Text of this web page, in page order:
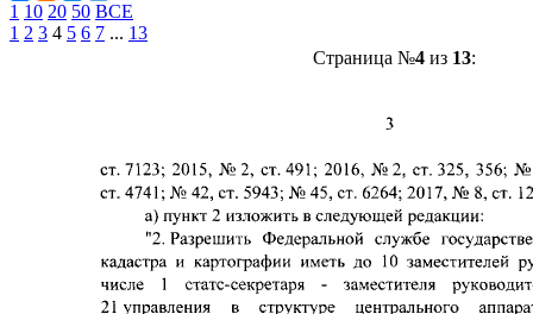
1 10 20 50 ВСЕ
1 2 3 4 5 6 7 ... 13
Страница №4из 13: